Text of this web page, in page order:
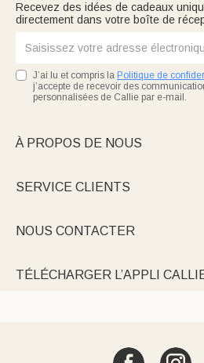
Recevez des idées de cadeaux
directement dans votre boîte de
J’ai lu et compris la Politique de
j’accepte de recevoir des
personnalisées de Callie par e-mail.
À PROPOS DE NOUS
SERVICE CLIENTS
NOUS CONTACTER
TÉLÉCHARGER L’APPLI